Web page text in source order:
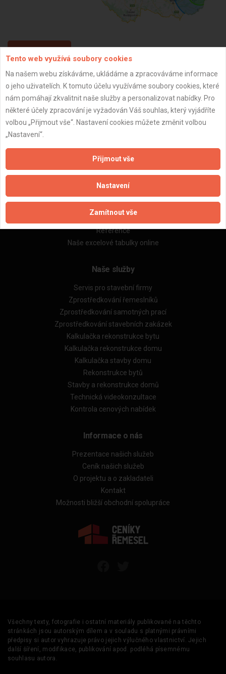
ZPĚT
Aktualizováno z portálu ARES dne 02.01.2024 03:30:12
Naše firmy a řemeslníci
Zpracování a ochrana osobních údajů
Reference
Naše excelové tabulky online
Naše služby
Servis pro stavební firmy
Zprostředkování řemeslníků
Zprostředkování samotných prací
Zprostředkování stavebních zakázek
Kalkulačka rekonstrukce bytu
Kalkulačka rekonstrukce domu
Kalkulačka stavby domu
Rekonstrukce bytů
Stavby a rekonstrukce domů
Technická videokonzultace
Kontrola cenových nabídek
Informace o nás
Prezentace našich služeb
Ceník našich služeb
O projektu a o zakladateli
Kontakt
Možnosti bližší obchodní spolupráce
Všechny texty, fotografie i ostatní materiály publikované na těchto
stránkách jsou autorským dílem a v souladu s platnými právními
předpisy si autor vyhrazuje právo jejich výlučného vlastnictví. Jejich
další šíření, modifikace, publikování apod. podléhá písemnému
souhlasu autora.
Tento web využívá soubory cookies
Na našem webu získáváme, ukládáme a zpracováváme informace
o jeho uživatelích. K tomuto účelu využíváme soubory cookies, které
nám pomáhají zkvalitnit naše služby a personalizovat nabídky. Pro
některé účely zpracování je vyžadován Váš souhlas, který vyjádříte
volbou „Přijmout vše“. Nastavení cookies můžete změnit volbou
„Nastavení“.
Přijmout vše
Nastavení
Zamítnout vše